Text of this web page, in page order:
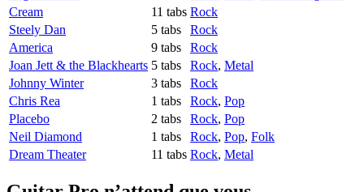
Cream
11 tabs Rock
Steely Dan
5 tabs
Rock
America
9 tabs
Rock
Joan Jett & the Blackhearts 5 tabs Rock, Metal
Johnny Winter
3 tabs
Rock
Chris Rea
1 tabs Rock, Pop
Placebo
2 tabs Rock, Pop
Neil Diamond
1 tabs Rock, Pop, Folk
Dream Theater
11 tabs Rock, Metal